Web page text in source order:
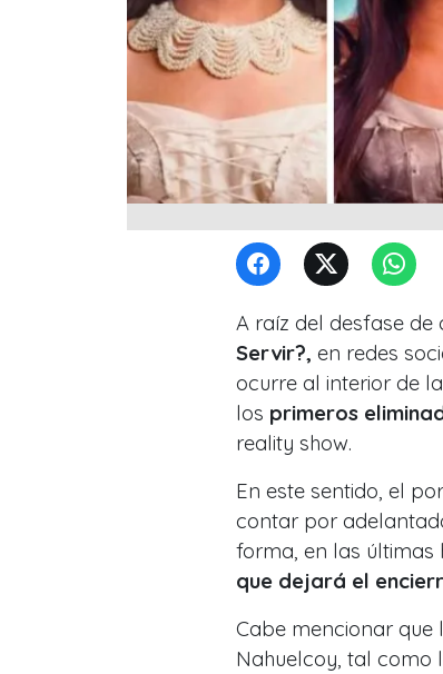
A raíz del desfase de
Servir?, en redes
ocurre al interior de
los primeros
reality show.
En este sentido, el
contar por
forma, en las últimas
que dejará el
Cabe mencionar que
Nahuelcoy, tal como